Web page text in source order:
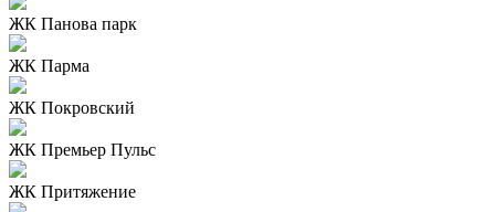
ЖК Панова парк
ЖК Парма
ЖК Покровский
ЖК Премьер Пульс
ЖК Притяжение